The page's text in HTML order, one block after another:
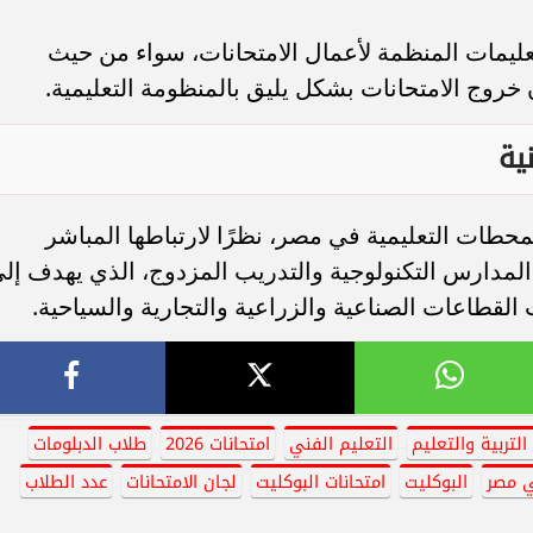
المنظمة لأعمال الامتحانات، سواء من حيث
الامتحانات بشكل يليق بالمنظومة التعليمية.
التعليمية في مصر، نظرًا لارتباطها المباشر
التكنولوجية والتدريب المزدوج، الذي يهدف
الصناعية والزراعية والتجارية والسياحية.
والتعليم التعليم الفني امتحانات 2026
طلاب الدبلومات
مصر
البوكليت امتحانات البوكليت لجان الامتحانات عدد الطلاب